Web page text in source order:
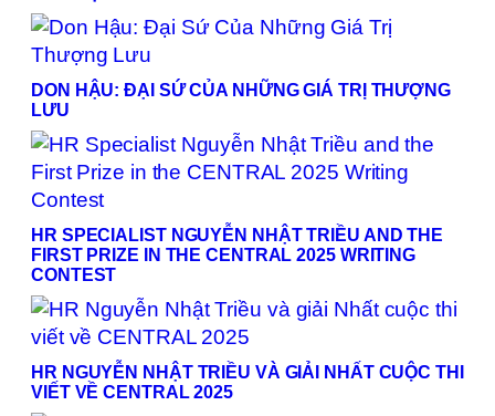
DON HẬU: ĐẠI SỨ CỦA NHỮNG GIÁ TRỊ THƯỢNG
LƯU
HR SPECIALIST NGUYỄN NHẬT TRIỀU AND THE
FIRST PRIZE IN THE CENTRAL 2025 WRITING
CONTEST
HR NGUYỄN NHẬT TRIỀU VÀ GIẢI NHẤT CUỘC THI
VIẾT VỀ CENTRAL 2025